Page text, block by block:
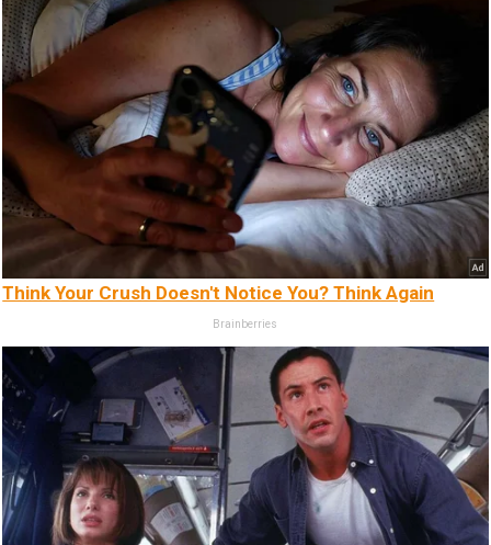
Think Your Crush Doesn't Notice You? Think Again
Brainberries